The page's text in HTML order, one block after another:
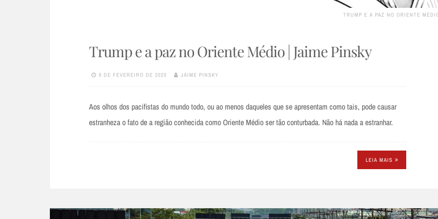
TRUMP E A PAZ NO ORIENTE
Trump e a paz no Oriente Médio | Jaime Pinsky
9 DE FEVEREIRO DE 2020 JAIME PINSKY
Aos olhos dos pacifistas do mundo todo, ou ao menos daqueles que se apresentam como tais, pode causar
estranheza o fato de a região conhecida como Oriente Médio ser tão conturbada. Não há nada a estranhar.
LEIA MAIS